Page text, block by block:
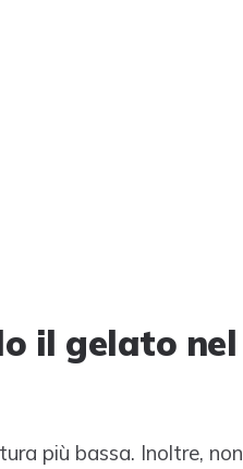
il gelato nel
più bassa. Inoltre, non